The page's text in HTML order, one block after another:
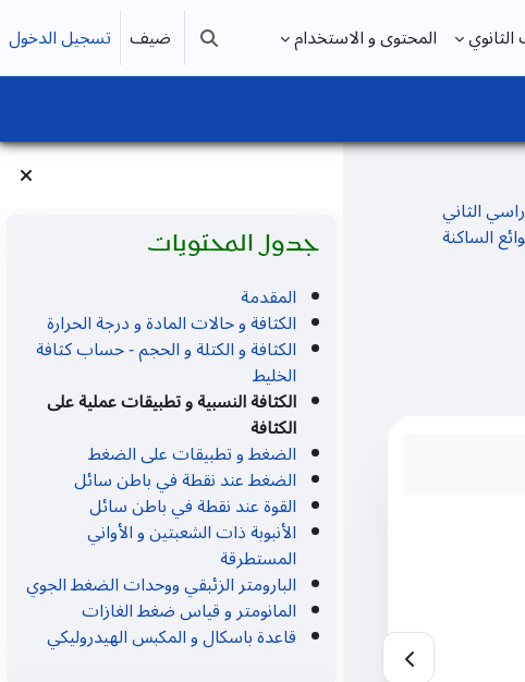
المحتوى و الاستخدام تبديل إدخال البحث
ضيف تسجيل الدخول
الكتل
تجاوز جدول المحتويات
جدول المحتويات
المقدمة
الكثافة و حالات المادة و درجة الحرارة
الكثافة و الكتلة و الحجم - حساب كثافة
الخليط
الكثافة النسبية و تطبيقات عملية على
الكثافة
الضغط و تطبيقات على الضغط
الضغط عند نقطة في باطن سائل
القوة عند نقطة في باطن سائل
الأنبوبة ذات الشعبتين و الأواني
المستطرقة
البارومتر الزئبقي ووحدات الضغط الجوي
المانومتر و قياس ضغط الغازات
قاعدة باسكال و المكبس الهيدروليكي
الثاني
الساكنة